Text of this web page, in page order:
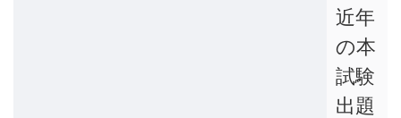
近年
の本
試験
出題